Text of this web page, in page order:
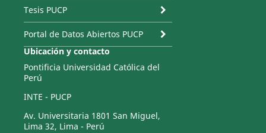
Tesis PUCP
Portal de Datos Abiertos PUCP
Ubicación y contacto
Pontificia Universidad Católica del
Perú
INTE - PUCP
Av. Universitaria 1801 San Miguel,
Lima 32, Lima - Perú